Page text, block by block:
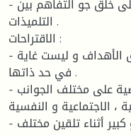
- ممارسة الألعاب التحفيزية يساعد على خلق جو التفاهم بين
التلميذات .
الاقتراحات :
- الألعاب شبه الرياضية وسيلة لتحقيق الأهداف و ليست غاية
في حد ذاتها .
- معرفة أهمية الألعاب الشبه الرياضية على مختلف الجوانب
، الاجتماعية و النفسية .
- استغلال هذه الألعاب بشكل واسع و كبير أثناء تلقين مختلف